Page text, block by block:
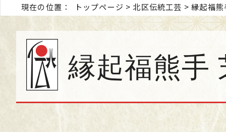
現在の位置： トップページ >北区伝統工芸 > 縁起福
縁起福熊手